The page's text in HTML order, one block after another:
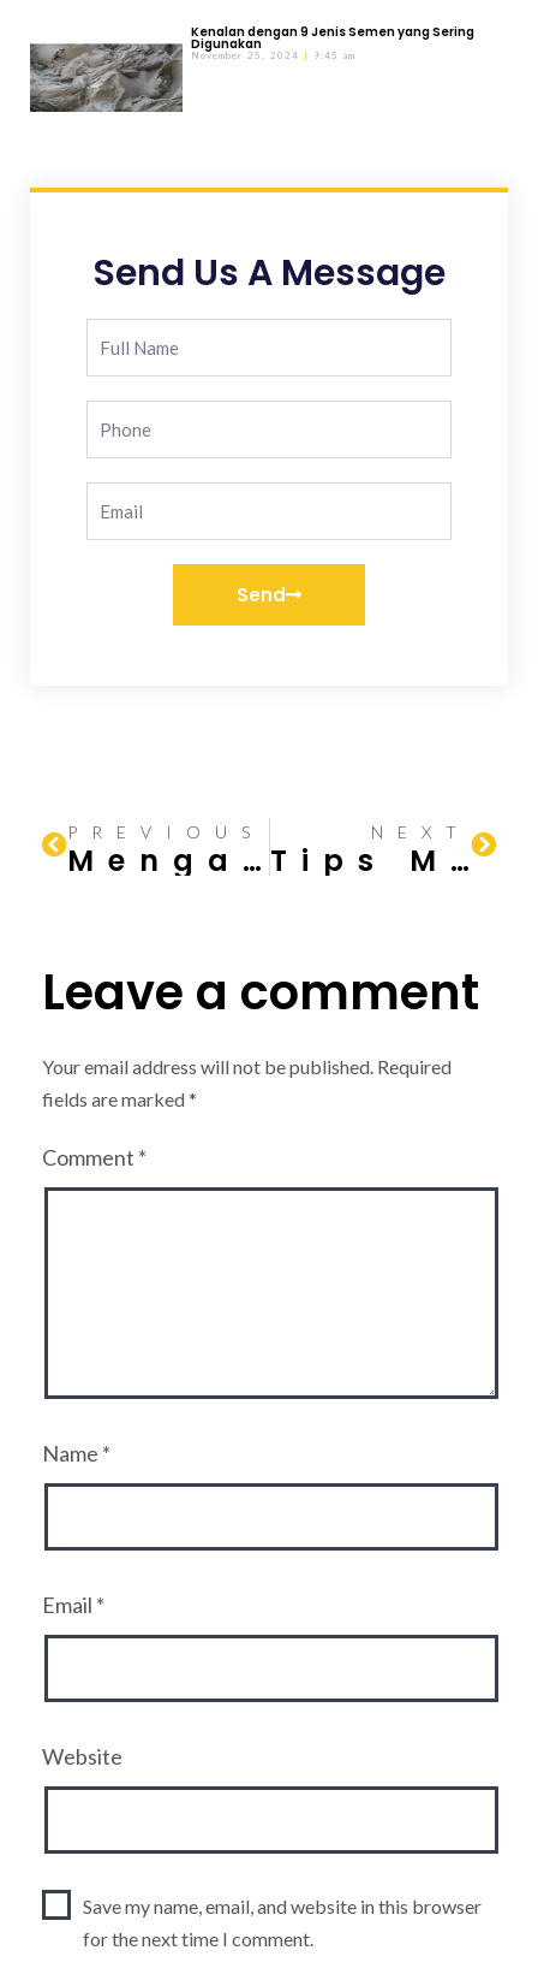
Kenalan dengan 9 Jenis Semen yang Sering
Digunakan
November 25, 2024 9:45 am
Send Us A Message
Send
PREVIOUS
Mengatasi Tembok Retak: Panduan Komprehensif untuk Perbaikan dan Pencegahan
NEXT
Tips Mengatasi Dinding Kamar Mandi Rembes Air
Leave a comment
Your email address will not be published. Required
fields are marked*
Comment *
Name *
Email *
Website
Save my name, email, and website in this browser
for the next time I comment.